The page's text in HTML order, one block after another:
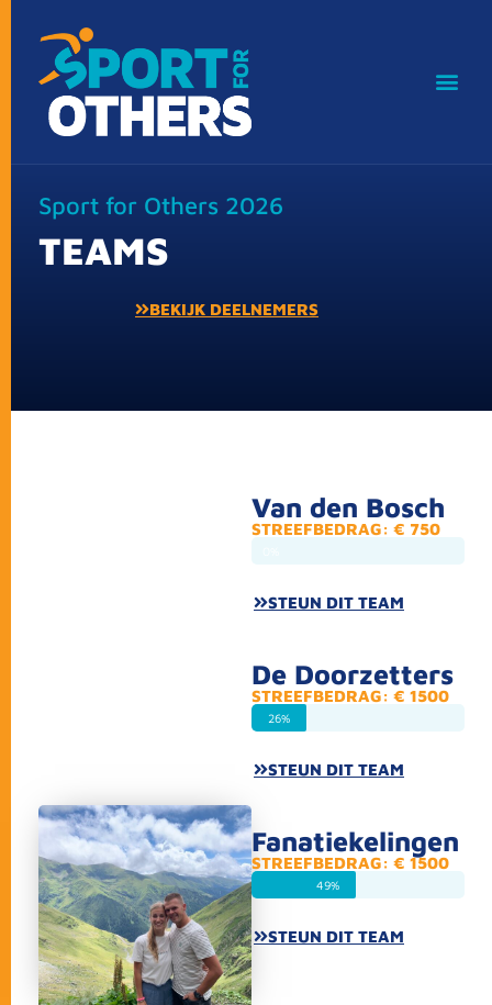
Sport for Others 2026
TEAMS
BEKIJK DEELNEMERS
Van den Bosch
STREEFBEDRAG: € 750
STEUN DIT TEAM
De Doorzetters
STREEFBEDRAG: € 1500
26%
STEUN DIT TEAM
Fanatiekelingen
STREEFBEDRAG: € 1500
49%
STEUN DIT TEAM